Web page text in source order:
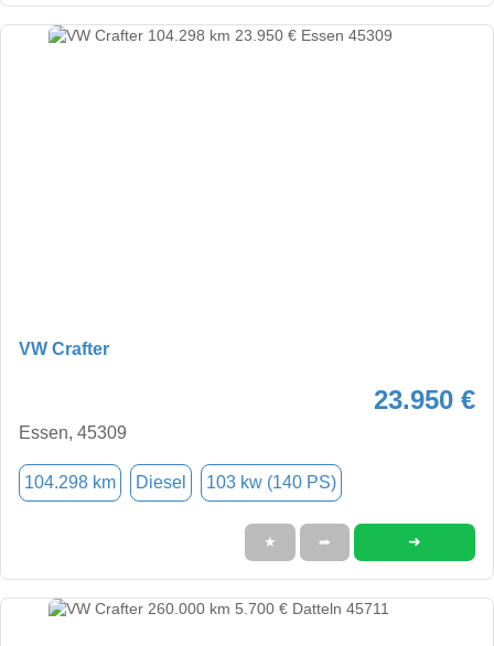
VW Crafter
23.950 €
Essen, 45309
104.298 km Diesel 103 kw (140 PS)
★ ➦ ➜